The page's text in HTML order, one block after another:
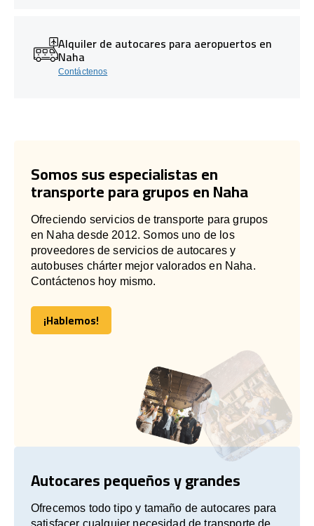
Alquiler de autocares para aeropuertos en
Naha
Contáctenos
Somos sus especialistas en
transporte para grupos en Naha
Ofreciendo servicios de transporte para grupos
en Naha desde 2012. Somos uno de los
proveedores de servicios de autocares y
autobuses chárter mejor valorados en Naha.
Contáctenos hoy mismo.
¡Hablemos!
¡Hablemos!
Autocares pequeños y grandes
Ofrecemos todo tipo y tamaño de autocares para
satisfacer cualquier necesidad de transporte de